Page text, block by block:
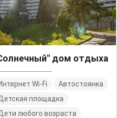
дом отдыха
Wi-Fi
Автостоянка
площадка
любого возраста